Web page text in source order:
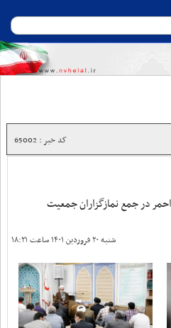
کد خبر : 65002
در جمع نمازگزاران جمعیت
شنبه ۲۰ فروردین ۱۴۰۱ ساعت ۱۸:۲۱